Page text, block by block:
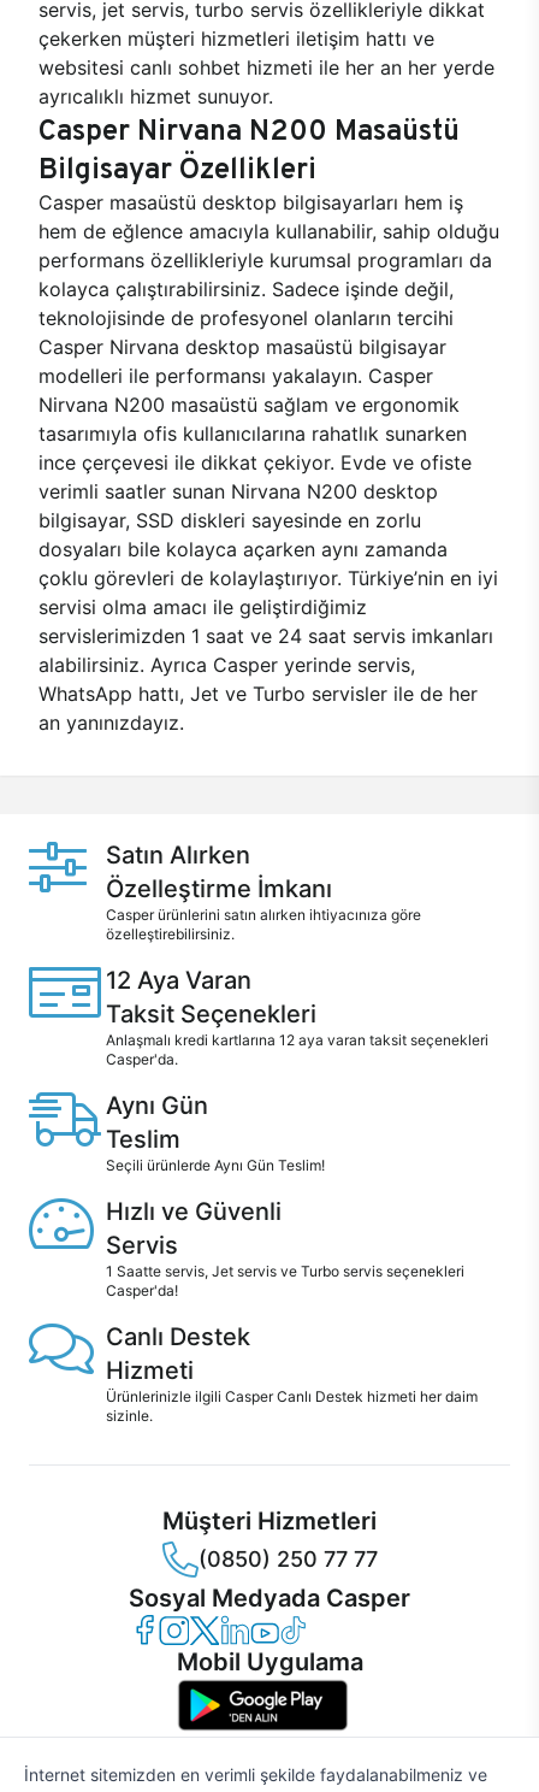
servis, jet servis, turbo servis özellikleriyle dikkat
çekerken müşteri hizmetleri iletişim hattı ve
websitesi canlı sohbet hizmeti ile her an her yerde
ayrıcalıklı hizmet sunuyor.
Casper Nirvana N200 Masaüstü
Bilgisayar Özellikleri
Casper masaüstü desktop bilgisayarları hem iş
hem de eğlence amacıyla kullanabilir, sahip olduğu
performans özellikleriyle kurumsal programları da
kolayca çalıştırabilirsiniz. Sadece işinde değil,
teknolojisinde de profesyonel olanların tercihi
Casper Nirvana desktop masaüstü bilgisayar
modelleri ile performansı yakalayın. Casper
Nirvana N200 masaüstü sağlam ve ergonomik
tasarımıyla ofis kullanıcılarına rahatlık sunarken
ince çerçevesi ile dikkat çekiyor. Evde ve ofiste
verimli saatler sunan Nirvana N200 desktop
bilgisayar, SSD diskleri sayesinde en zorlu
dosyaları bile kolayca açarken aynı zamanda
çoklu görevleri de kolaylaştırıyor. Türkiye’nin en iyi
servisi olma amacı ile geliştirdiğimiz
servislerimizden 1 saat ve 24 saat servis imkanları
alabilirsiniz. Ayrıca Casper yerinde servis,
WhatsApp hattı, Jet ve Turbo servisler ile de her
an yanınızdayız.
Satın Alırken
Özelleştirme İmkanı
Casper ürünlerini satın alırken ihtiyacınıza göre
özelleştirebilirsiniz.
12 Aya Varan
Taksit Seçenekleri
Anlaşmalı kredi kartlarına 12 aya varan taksit seçenekleri
Casper'da.
Aynı Gün
Teslim
Seçili ürünlerde Aynı Gün Teslim!
Hızlı ve Güvenli
Servis
1 Saatte servis, Jet servis ve Turbo servis seçenekleri
Casper'da!
Canlı Destek
Hizmeti
Ürünlerinizle ilgili Casper Canlı Destek hizmeti her daim
sizinle.
Müşteri Hizmetleri
(0850) 250 77 77
Sosyal Medyada Casper
Casper Facebook
Casper Instagram
Casper Twitter
Casper LinkedIn
Casper YouTube
Casper TikTok
Mobil Uygulama
İnternet sitemizden en verimli şekilde faydalanabilmeniz ve